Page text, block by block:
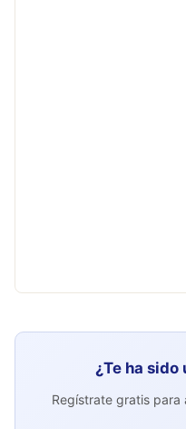
¿Te ha
Regístrate gratis para